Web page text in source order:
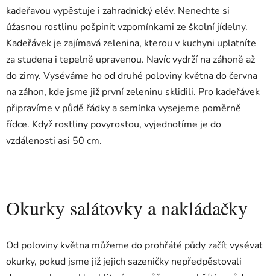
kadeřavou vypěstuje i zahradnický elév. Nenechte si
úžasnou rostlinu pošpinit vzpomínkami ze školní jídelny.
Kadeřávek je zajímavá zelenina, kterou v kuchyni uplatníte
za studena i tepelně upravenou. Navíc vydrží na záhoně až
do zimy. Vyséváme ho od druhé poloviny května do června
na záhon, kde jsme již první zeleninu sklidili. Pro kadeřávek
připravíme v půdě řádky a semínka vysejeme poměrně
řídce. Když rostliny povyrostou, vyjednotíme je do
vzdálenosti asi 50 cm.
Okurky salátovky a nakládačky
Od poloviny května můžeme do prohřáté půdy začít vysévat
okurky, pokud jsme již jejich sazeničky nepředpěstovali